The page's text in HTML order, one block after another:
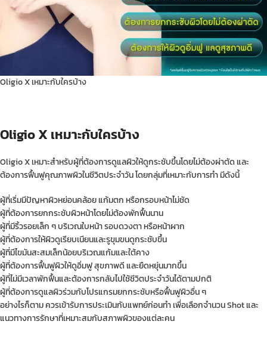
Oligio X เหมาะกับใครบ้าง
Oligio X เหมาะกับใครบ้าง
Oligio X เหมาะสำหรับผู้ที่ต้องการดูแลผิวให้ดูกระชับขึ้นโดยไม่ต้องผ่าตัด และ
ต้องการฟื้นฟูคุณภาพผิวในชีวิตประจำวัน โดยกลุ่มที่เหมาะกับการทำ มีดังนี้
ผู้ที่เริ่มมีปัญหาผิวหย่อนคล้อย แก้มตก หรือกรอบหน้าไม่ชัด
ผู้ที่ต้องการยกกระชับผิวหน้าโดยไม่ต้องพักฟื้นนาน
ผู้ที่มีริ้วรอยเล็ก ๆ บริเวณใบหน้า รอบดวงตา หรือหน้าผาก
ผู้ที่ต้องการให้ผิวดูเรียบเนียนและรูขุมขนดูกระชับขึ้น
ผู้ที่มีไขมันสะสมเล็กน้อยบริเวณแก้มและใต้คาง
ผู้ที่ต้องการฟื้นฟูผิวให้ดูอิ่มฟู สุขภาพดี และยืดหยุ่นมากขึ้น
ผู้ที่ไม่มีเวลาพักฟื้นและต้องการกลับไปใช้ชีวิตประจำวันได้ตามปกติ
ผู้ที่ต้องการดูแลผิวร่วมกับโปรแกรมยกกระชับหรือฟื้นฟูผิวอื่น ๆ
อย่างไรก็ตาม ควรเข้ารับการประเมินกับแพทย์ก่อนทำ เพื่อเลือกจำนวน Shot และ
แนวทางการรักษาที่เหมาะสมกับสภาพผิวของแต่ละคน